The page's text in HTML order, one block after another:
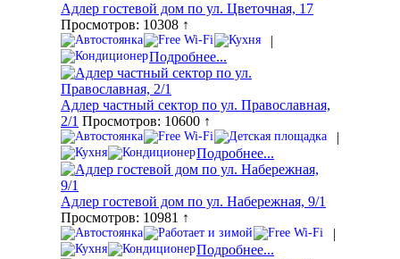
Адлер гостевой дом по ул. Цветочная, 17
Просмотров: 10308 ↑
|
Подробнее...
Адлер частный сектор по ул. Православная,
2/1 Просмотров: 10600 ↑
|
Подробнее...
Адлер гостевой дом по ул. Набережная, 9/1
Просмотров: 10981 ↑
|
Подробнее...